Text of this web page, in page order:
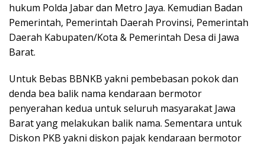
hukum Polda Jabar dan Metro Jaya. Kemudian Badan
Pemerintah, Pemerintah Daerah Provinsi, Pemerintah
Daerah Kabupaten/Kota & Pemerintah Desa di Jawa
Barat.
Untuk Bebas BBNKB yakni pembebasan pokok dan
denda bea balik nama kendaraan bermotor
penyerahan kedua untuk seluruh masyarakat Jawa
Barat yang melakukan balik nama. Sementara untuk
Diskon PKB yakni diskon pajak kendaraan bermotor